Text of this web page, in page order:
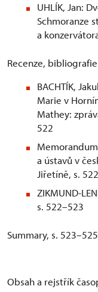
UHLÍK, Jan:
Schmoranze
a
Recenze, bibliografie
BACHTÍK,
Marie v
Mathey:
522
a ústavů v
Jiřetíně, s. 522
ZIKMUND-
s. 522–523
Summary, s. 523–525
Obsah a rejstřík